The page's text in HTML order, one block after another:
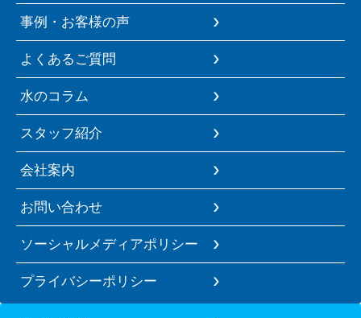
事例・お客様の声
よくあるご質問
水のコラム
スタッフ紹介
会社案内
お問い合わせ
ソーシャルメディアポリシー
プライバシーポリシー